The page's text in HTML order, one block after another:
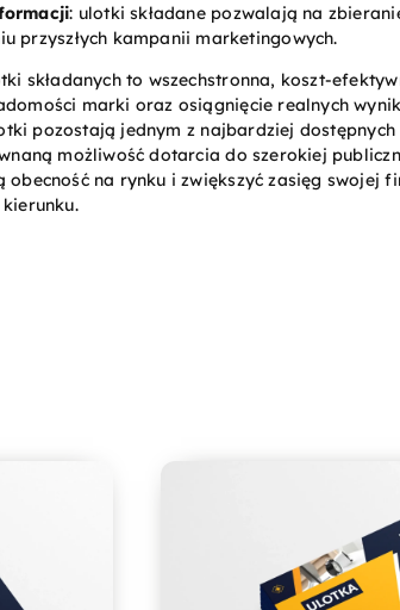
: ulotki składane pozwalają na
przyszłych kampanii marketingowych.
składanych to wszechstronna, koszt-
marki oraz osiągnięcie realnych
pozostają jednym z najbardziej
możliwość dotarcia do szerokiej
obecność na rynku i zwiększyć zasięg